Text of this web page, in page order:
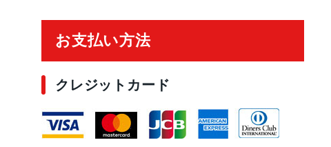
お支払い方法
クレジットカード